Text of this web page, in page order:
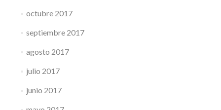
octubre 2017
septiembre 2017
agosto 2017
julio 2017
junio 2017